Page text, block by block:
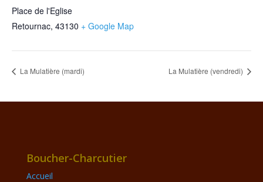
Place de l'Eglise
Retournac, 43130 + Google Map
La Mulatière (mardi) La Mulatière (vendredi)
Boucher-Charcutier
Accueil